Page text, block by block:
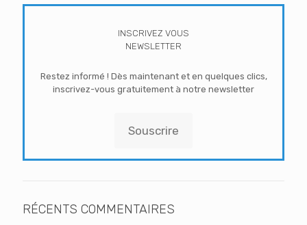
INSCRIVEZ VOUS
NEWSLETTER
Restez informé ! Dès maintenant et en quelques clics,
inscrivez-vous gratuitement à notre newsletter
Souscrire
RÉCENTS COMMENTAIRES